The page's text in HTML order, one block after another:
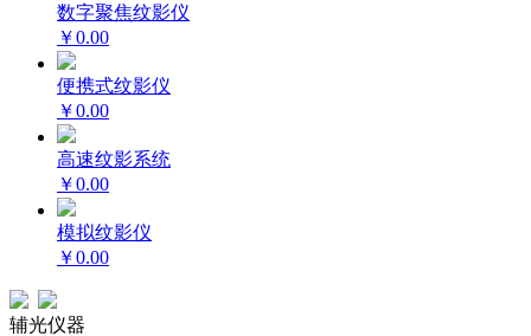
数字聚焦纹影仪
￥0.00
便携式纹影仪
￥0.00
高速纹影系统
￥0.00
模拟纹影仪
￥0.00
辅光仪器